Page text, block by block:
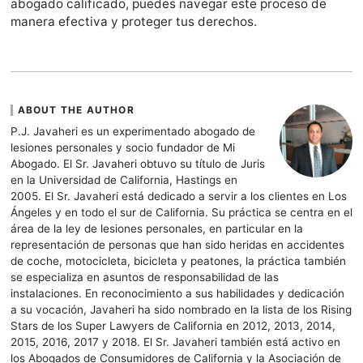
abogado calificado, puedes navegar este proceso de
manera efectiva y proteger tus derechos.
ABOUT THE AUTHOR
P.J. Javaheri es un experimentado abogado de
lesiones personales y socio fundador de Mi
Abogado. El Sr. Javaheri obtuvo su título de Juris
en la Universidad de California, Hastings en
2005. El Sr. Javaheri está dedicado a servir a los clientes en Los
Ángeles y en todo el sur de California. Su práctica se centra en el
área de la ley de lesiones personales, en particular en la
representación de personas que han sido heridas en accidentes
de coche, motocicleta, bicicleta y peatones, la práctica también
se especializa en asuntos de responsabilidad de las
instalaciones. En reconocimiento a sus habilidades y dedicación
a su vocación, Javaheri ha sido nombrado en la lista de los Rising
Stars de los Super Lawyers de California en 2012, 2013, 2014,
2015, 2016, 2017 y 2018. El Sr. Javaheri también está activo en
los Abogados de Consumidores de California y la Asociación de